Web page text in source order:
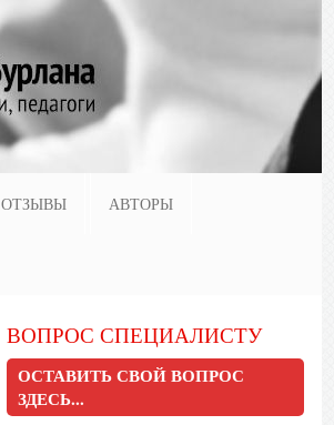
ОТЗЫВЫ АВТОРЫ
ВОПРОС СПЕЦИАЛИСТУ
ОСТАВИТЬ СВОЙ ВОПРОС
ЗДЕСЬ...